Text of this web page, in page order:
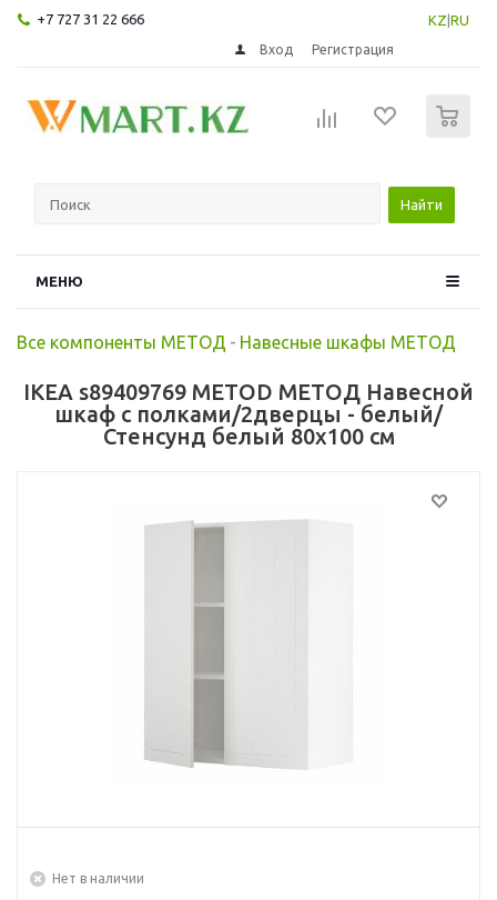
+7 727 31 22 666 KZ RU
Вход Регистрация
Найти
МЕНЮ
Все компоненты МЕТОД - Навесные шкафы МЕТОД
IKEA s89409769 METOD МЕТОД Навесной
шкаф с полками/2дверцы - белый/
Стенсунд белый 80x100 см
Нет в наличии